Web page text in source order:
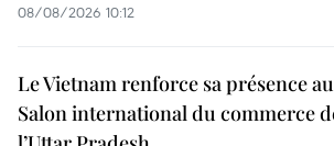
08/08/2026 10:12
Le Vietnam renforce sa présence au
Salon international du commerce